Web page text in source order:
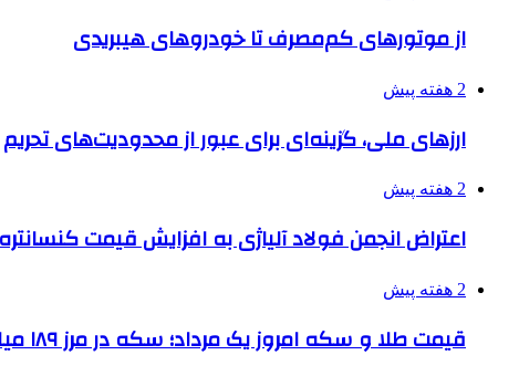
از موتورهای کم‌مصرف تا خودروهای هیبریدی
2 هفته پیش
ارزهای ملی، گزینه‌ای برای عبور از محدودیت‌های تحریم
2 هفته پیش
اعتراض انجمن فولاد آلیاژی به افزایش قیمت
2 هفته پیش
قیمت طلا و سکه امروز یک مرداد؛ سکه در مرز ۱۸۹ میلیون تومان